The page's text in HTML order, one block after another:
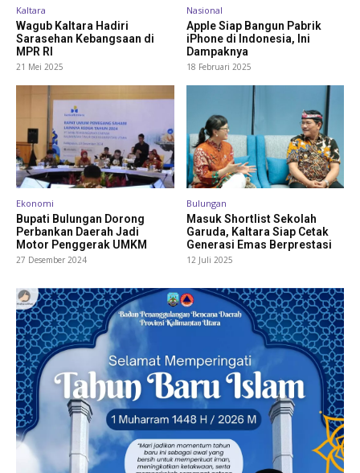
Kaltara
Wagub Kaltara Hadiri
Sarasehan Kebangsaan di
MPR RI
21 Mei 2025
Nasional
Apple Siap Bangun Pabrik
iPhone di Indonesia, Ini
Dampaknya
18 Februari 2025
Ekonomi
Bupati Bulungan Dorong
Perbankan Daerah Jadi
Motor Penggerak UMKM
27 Desember 2024
Bulungan
Masuk Shortlist Sekolah
Garuda, Kaltara Siap Cetak
Generasi Emas Berprestasi
12 Juli 2025